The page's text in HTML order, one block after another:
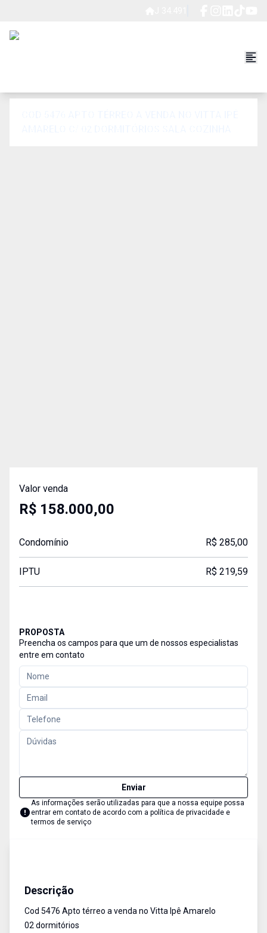
Valor venda
R$ 158.000,00
Condomínio R$ 285,00
IPTU R$ 219,59
PROPOSTA
Preencha os campos para que um de nossos especialistas
entre em contato
Enviar
As informações serão utilizadas para que a nossa equipe possa
entrar em contato de acordo com a política de privacidade e
termos de serviço
Descrição
Cod 5476 Apto térreo a venda no Vitta Ipê Amarelo
02 dormitórios